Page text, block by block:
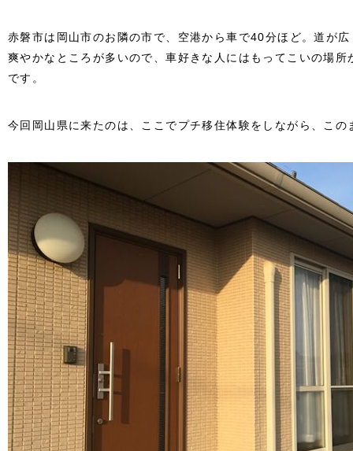
赤磐市は岡山市のお隣の市で、空港から車で40分ほど。道が
爽やかなところが多いので、車好きな人にはもってこいの場
です。
今回岡山県に来たのは、ここでプチ移住体験をしながら、こ